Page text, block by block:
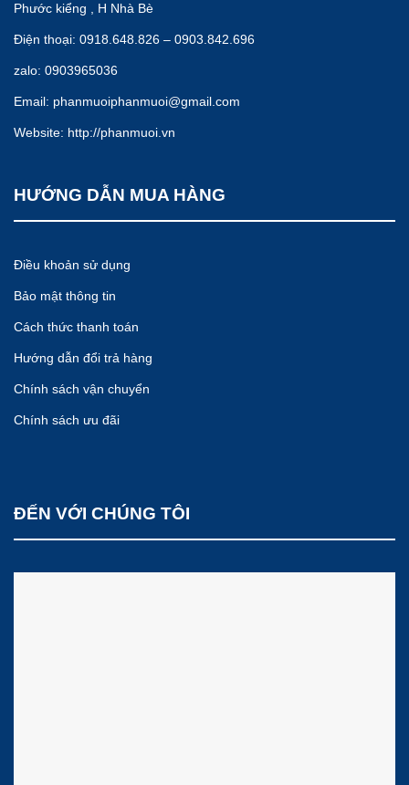
Phước kiểng , H Nhà Bè
Điện thoại: 0918.648.826 – 0903.842.696
zalo: 0903965036
Email: phanmuoiphanmuoi@gmail.com
Website: http://phanmuoi.vn
HƯỚNG DẪN MUA HÀNG
Điều khoản sử dụng
Bảo mật thông tin
Cách thức thanh toán
Hướng dẫn đổi trả hàng
Chính sách vận chuyển
Chính sách ưu đãi
ĐẾN VỚI CHÚNG TÔI